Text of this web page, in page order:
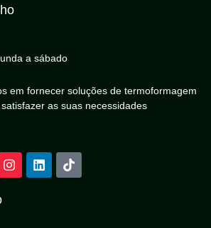
a sábado
em fornecer soluções de termoformagem
as suas necessidades